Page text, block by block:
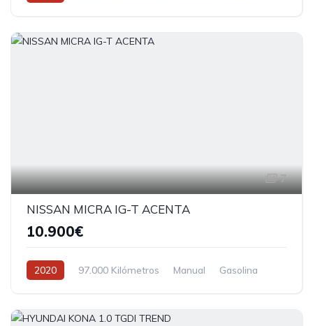
7
NISSAN MICRA IG-T ACENTA
10.900€
2020 97.000 Kilómetros Manual Gasolina